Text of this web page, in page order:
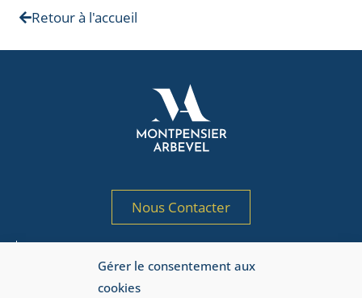
Gérer le consentement aux
cookies
Retour à l'accueil
Nous Contacter
par l’AMF sous le n° GP 97-125
Adresse AMF : 17, place de la Bourse, 75002 Paris.